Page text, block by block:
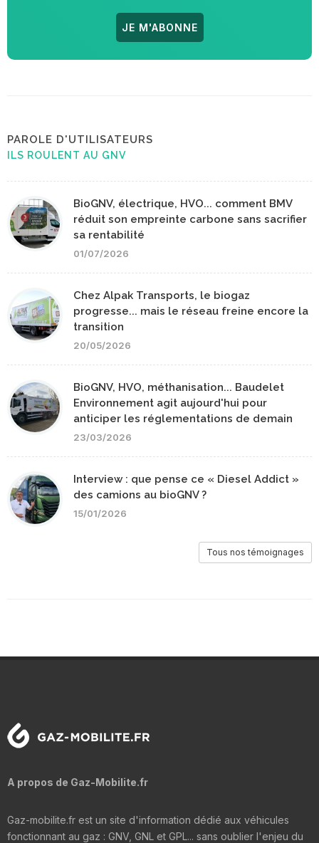
JE M'ABONNE
PAROLE D'UTILISATEURS
ILS ROULENT AU GNV
BioGNV, électrique, HVO... comment BMV
réduit son empreinte carbone sans sacrifier
sa rentabilité
01/07/2026
Chez Alpak Transports, le biogaz
progresse... mais le réseau freine encore la
transition
20/05/2026
BioGNV, HVO, méthanisation... Baudelet
Environnement agit aujourd'hui pour
anticiper les réglementations de demain
23/03/2026
Interview : que pense ce « Diesel Addict »
des camions au bioGNV ?
15/01/2026
Tous nos témoignages
A propos de Gaz-Mobilite.fr
Gaz-mobilite.fr est un site d'information dédié aux véhicules
fonctionnant au gaz : GNV, GNL et GPL... sans oublier l'enjeu du